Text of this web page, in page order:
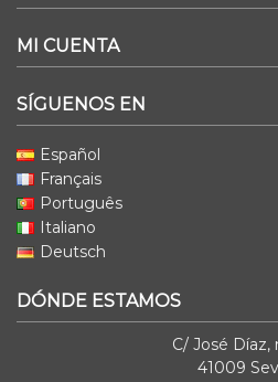
MI CUENTA
SÍGUENOS EN
Español
Français
Português
Italiano
Deutsch
DÓNDE ESTAMOS
C/ José Díaz,
41009